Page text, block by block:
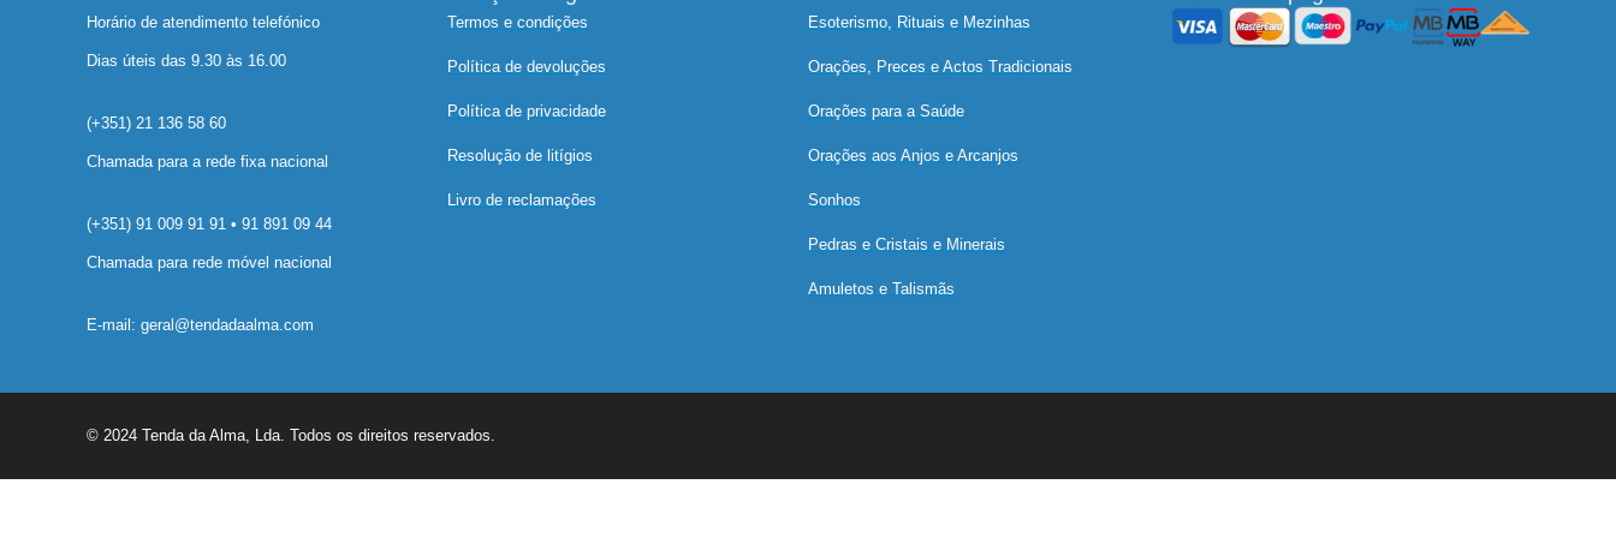
Horário de atendimento telefónico
Dias úteis das 9.30 às 16.00
(+351) 21 136 58 60
Chamada para a rede fixa nacional
(+351) 91 009 91 91 • 91 891 09 44
Chamada para rede móvel nacional
E-mail: geral@tendadaalma.com
Termos e condições
Política de devoluções
Política de privacidade
Resolução de litígios
Livro de reclamações
Esoterismo, Rituais e Mezinhas
Orações, Preces e Actos Tradicionais
Orações para a Saúde
Orações aos Anjos e Arcanjos
Sonhos
Pedras e Cristais e Minerais
Amuletos e Talismãs
© 2024 Tenda da Alma, Lda. Todos os direitos reservados.